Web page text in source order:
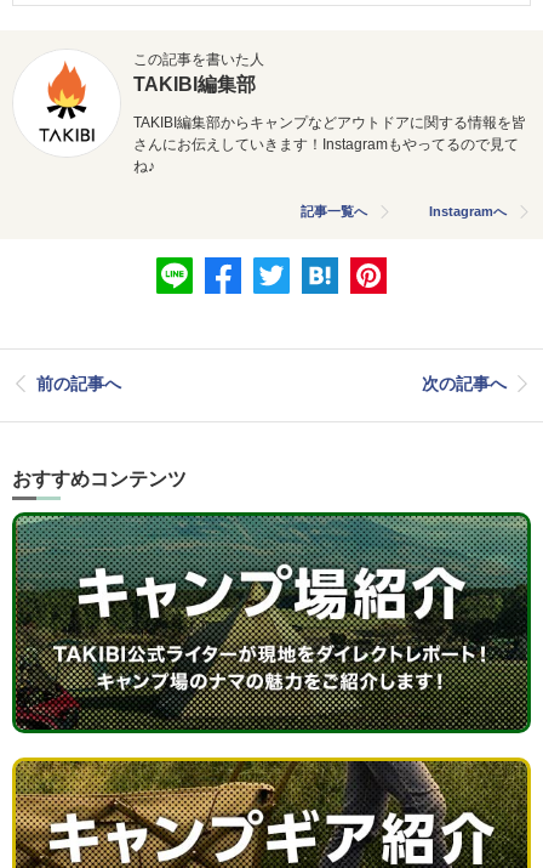
この記事を書いた人
TAKIBI編集部
TAKIBI編集部からキャンプなどアウトドアに関する情報を皆
さんにお伝えしていきます！Instagramもやってるので見て
ね♪
記事一覧へ Instagramへ
前の記事へ 次の記事へ
おすすめコンテンツ